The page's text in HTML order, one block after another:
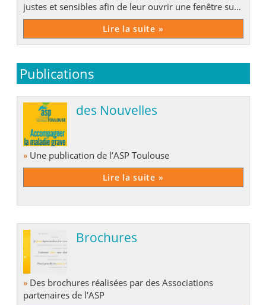
justes et sensibles afin de leur ouvrir une fenêtre sur
l'avenir.
Lire la suite »
Publications
des Nouvelles
» Une publication de l’ASP Toulouse
Lire la suite »
Brochures
»Des brochures réalisées par des Associations
partenaires de l'ASP